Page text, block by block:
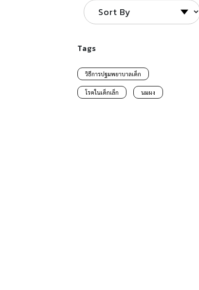
Tags
วิธีการปฐมพยาบาลเด็ก
โรคในเด็กเล็ก นมผง